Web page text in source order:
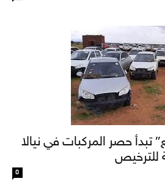
تبدأ حصر المركبات في نيالا
للترخيص
0